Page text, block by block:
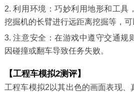
2. 利用环境：巧妙利用地形和工具
挖掘机的长臂进行远距离挖掘等，可
3. 注意安全：在游戏中遵守交通规
因碰撞或翻车导致任务失败。
【工程车模拟2测评】
工程车模拟2以其出色的画面表现、